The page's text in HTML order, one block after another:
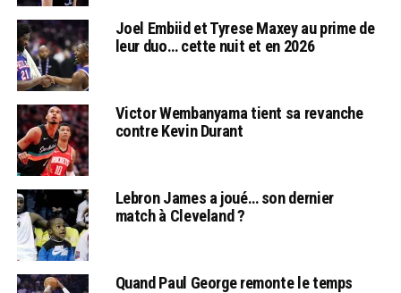
Joel Embiid et Tyrese Maxey au prime de
leur duo… cette nuit et en 2026
Victor Wembanyama tient sa revanche
contre Kevin Durant
Lebron James a joué… son dernier
match à Cleveland ?
Quand Paul George remonte le temps